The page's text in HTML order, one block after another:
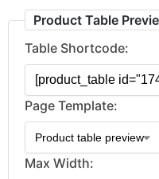
Product Table
Table Shortcode:
Page Template:
Max Width: